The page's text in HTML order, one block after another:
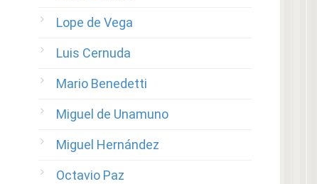
Lope de Vega
Luis Cernuda
Mario Benedetti
Miguel de Unamuno
Miguel Hernández
Octavio Paz